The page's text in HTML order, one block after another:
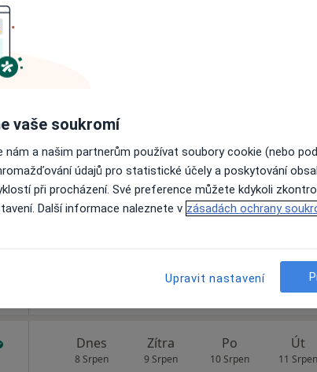
8 Srpen
Online rezervace termínu není k
Rezervovat termín
Dnes
8 Srpen
Zítra
9 Srpen
Po
10 Srpen
Út
11 Srpen
vaše soukromí
nám a našim partnerům používat soubory cookie (nebo
údajů pro statistické účely a poskytování
při procházení. Své preference můžete kdykoli
Další informace naleznete v zásadách ochrany
Upravit nastavení